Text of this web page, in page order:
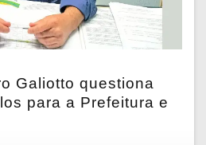
Galiotto questiona
para a Prefeitura e